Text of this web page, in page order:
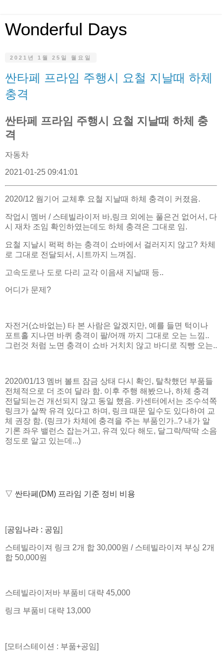
Wonderful Days
2021년 1월 25일 월요일
싼타페 프라임 주행시 요철 지날때 하체
충격
싼타페 프라임 주행시 요철 지날때 하체 충
격
자동차
2021-01-25 09:41:01
2020/12 웜기어 교체후 요철 지날때 하체 충격이 커졌음.
작업시 멤버 / 스테빌라이저 바,링크 외에는 풀은건 없어서, 다
시 재차 조임 확인하였는데도 하체 충격은 그대로 임.
요철 지날시 퍽퍽 하는 충격이 쇼바에서 걸러지지 않고? 차체
로 그대로 전달되서, 시트까지 느껴짐.
고속도로나 도로 다리 교각 이음새 지날때 등..
어디가 문제?
자전거(쇼바없는) 타 본 사람은 알겠지만, 예를 들면 턱이나
포트홀 지나면 바퀴 충격이 팔/어깨 까지 그대로 오는 느낌..
그런것 처럼 노면 충격이 쇼바 거치치 않고 바디로 직빵 오는..
2020/01/13 멤버 볼트 잠금 상태 다시 확인, 탈착했던 부품들
전체적으로 더 조여 달라 함. 이후 주행 해봤으나, 하체 충격
전달되는건 개선되지 않고 동일 했음. 카센터에서는 조수석쪽
링크가 살짝 유격 있다고 하며, 링크 때문 일수도 있다하여 교
체 권장 함. (링크가 차체에 충격을 주는 부품인가..? 내가 알
기론 좌우 밸런스 잡는거고, 유격 있다 해도, 달그락/딱딱 소음
정도로 알고 있는데...)
▽ 싼타페(DM) 프라임 기준 정비 비용
[공임나라 : 공임]
스테빌라이져 링크 2개 합 30,000원 / 스테빌라이져 부싱 2개
합 50,000원
스테빌라이저바 부품비 대략 45,000
링크 부품비 대략 13,000
[모터스테이션 : 부품+공임]